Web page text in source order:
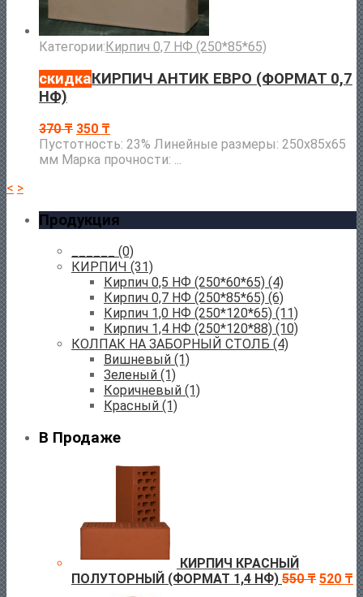
Категории: Кирпич 0,7 НФ (250*85*65)
скидкаКИРПИЧ АНТИК ЕВРО (ФОРМАТ 0,7
НФ)
370₸ 350 ₸
Пустотность: 23% Линейные размеры: 250х85х65
мм Марка прочности: ...
< >
Продукция
(0)
КИРПИЧ (31)
Кирпич 0,5 НФ (250*60*65) (4)
Кирпич 0,7 НФ (250*85*65) (6)
Кирпич 1,0 НФ (250*120*65) (11)
Кирпич 1,4 НФ (250*120*88) (10)
КОЛПАК НА ЗАБОРНЫЙ СТОЛБ (4)
Вишневый (1)
Зеленый (1)
Коричневый (1)
Красный (1)
В Продаже
КИРПИЧ КРАСНЫЙ
ПОЛУТОРНЫЙ (ФОРМАТ 1,4 НФ) 550₸ 520 ₸